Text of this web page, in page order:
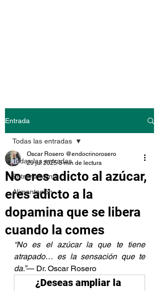
Entrada
Todas las entradas
Entrenamiento
Alimentación
Todas las entradas
No eres adicto al azúcar,
eres adicto a la
dopamina que se libera
cuando la comes
Oscar Rosero @endocrinorosero
29 jul 2025 3 min de lectura
“No es el azúcar la que te tiene
atrapado… es la sensación que te
da.”— Dr. Oscar Rosero
¿Deseas ampliar la